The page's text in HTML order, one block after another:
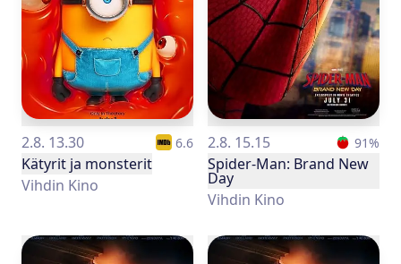
2.8. 13.30 6.6
Kätyrit ja monsterit
Vihdin Kino
2.8. 15.15 91%
Spider-Man: Brand New
Day
Vihdin Kino